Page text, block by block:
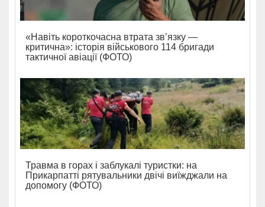
«Навіть короткочасна втрата зв’язку —
критична»: історія військового 114 бригади
тактичної авіації (ФОТО)
Травма в горах і заблукалі туристки: на
Прикарпатті рятувальники двічі виїжджали на
допомогу (ФОТО)